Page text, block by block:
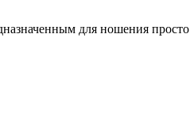
для ношения